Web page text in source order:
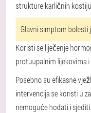
strukture karličnih
Glavni simptom
Koristi se liječenje
protuupalnim lijekovima
Posebno su efikasne
intervencija se koristi u
nemoguće hodati i sjediti.